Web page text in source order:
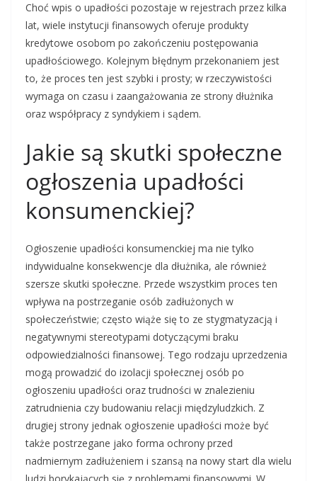
Choć wpis o upadłości pozostaje w rejestrach przez kilka
lat, wiele instytucji finansowych oferuje produkty
kredytowe osobom po zakończeniu postępowania
upadłościowego. Kolejnym błędnym przekonaniem jest
to, że proces ten jest szybki i prosty; w rzeczywistości
wymaga on czasu i zaangażowania ze strony dłużnika
oraz współpracy z syndykiem i sądem.
Jakie są skutki społeczne
ogłoszenia upadłości
konsumenckiej?
Ogłoszenie upadłości konsumenckiej ma nie tylko
indywidualne konsekwencje dla dłużnika, ale również
szersze skutki społeczne. Przede wszystkim proces ten
wpływa na postrzeganie osób zadłużonych w
społeczeństwie; często wiąże się to ze stygmatyzacją i
negatywnymi stereotypami dotyczącymi braku
odpowiedzialności finansowej. Tego rodzaju uprzedzenia
mogą prowadzić do izolacji społecznej osób po
ogłoszeniu upadłości oraz trudności w znalezieniu
zatrudnienia czy budowaniu relacji międzyludzkich. Z
drugiej strony jednak ogłoszenie upadłości może być
także postrzegane jako forma ochrony przed
nadmiernym zadłużeniem i szansą na nowy start dla wielu